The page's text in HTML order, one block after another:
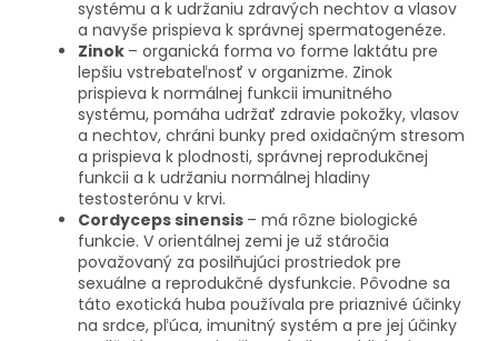
systému a k udržaniu zdravých nechtov a vlasov
a navyše prispieva k správnej spermatogenéze.
Zinok – organická forma vo forme laktátu pre
lepšiu vstrebateľnosť v organizme. Zinok
prispieva k normálnej funkcii imunitného
systému, pomáha udržať zdravie pokožky, vlasov
a nechtov, chráni bunky pred oxidačným stresom
a prispieva k plodnosti, správnej reprodukčnej
funkcii a k udržaniu normálnej hladiny
testosterónu v krvi.
Cordyceps sinensis – má rôzne biologické
funkcie. V orientálnej zemi je už stáročia
považovaný za posilňujúci prostriedok pre
sexuálne a reprodukčné dysfunkcie. Pôvodne sa
táto exotická huba používala pre priaznivé účinky
na srdce, pľúca, imunitný systém a pre jej účinky